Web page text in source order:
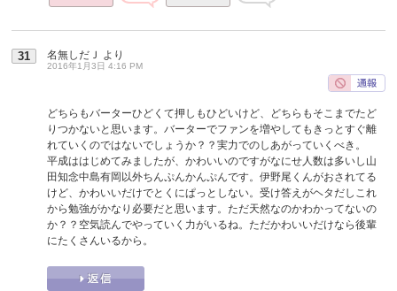
31 名無しだＪ より
2016年1月3日 4:16 PM
どちらもバーターひどくて押しもひどいけど、どちらもそこまでたど
りつかないと思います。バーターでファンを増やしてもきっとすぐ離
れていくのではないでしょうか？？実力でのしあがっていくべき。
平成ははじめてみましたが、かわいいのですがなにせ人数は多いし山
田知念中島有岡以外ちんぷんかんぷんです。伊野尾くんがおされてる
けど、かわいいだけでとくにぱっとしない。受け答えがヘタだしこれ
から勉強がかなり必要だと思います。ただ天然なのかわかってないの
か？？空気読んでやっていく力がいるね。ただかわいいだけなら後輩
にたくさんいるから。